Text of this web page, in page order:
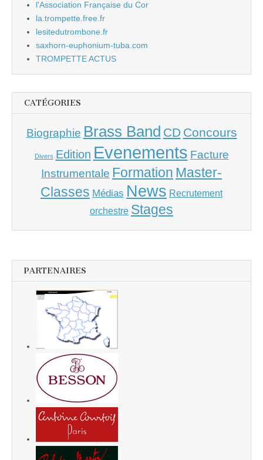
l'Association Française du Cor
la.trompette.free.fr
lesitedutrombone.fr
saxhorn-euphonium-tuba.com
TROMPETTE ACTUS
CATÉGORIES
Biographie Brass Band CD Concours
Divers Edition Evenements Facture
Instrumentale Formation Master-
Classes Médias News Recrutement
orchestre Stages
PARTENAIRES